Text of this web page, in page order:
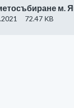
м.
72.47 KB